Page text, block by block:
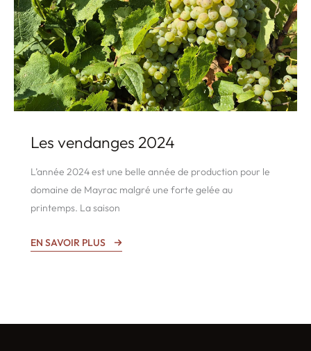
Les vendanges 2024
L’année 2024 est une belle année de production pour le
domaine de Mayrac malgré une forte gelée au
printemps. La saison
EN SAVOIR PLUS